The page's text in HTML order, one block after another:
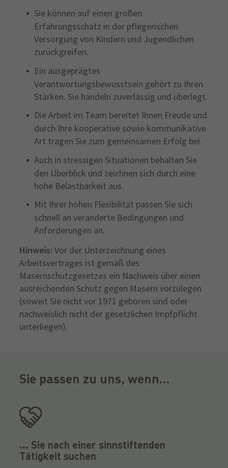
Sie können auf einen großen
Erfahrungsschatz in der pflegerischen
Versorgung von Kindern und Jugendlichen
zurückgreifen.
Ein ausgeprägtes
Verantwortungsbewusstsein gehört zu Ihren
Stärken. Sie handeln zuverlässig und überlegt.
Die Arbeit im Team bereitet Ihnen Freude und
durch Ihre kooperative sowie kommunikative
Art tragen Sie zum gemeinsamen Erfolg bei.
Auch in stressigen Situationen behalten Sie
den Überblick und zeichnen sich durch eine
hohe Belastbarkeit aus.
Mit Ihrer hohen Flexibilität passen Sie sich
schnell an veränderte Bedingungen und
Anforderungen an.
Hinweis: Vor der Unterzeichnung eines
Arbeitsvertrages ist gemäß des
Masernschutzgesetzes ein Nachweis über einen
ausreichenden Schutz gegen Masern vorzulegen
(soweit Sie nicht vor 1971 geboren sind oder
nachweislich nicht der gesetzlichen Impfpflicht
unterliegen).
Sie passen zu uns, wenn...
... Sie nach einer sinnstiftenden
Tätigkeit suchen